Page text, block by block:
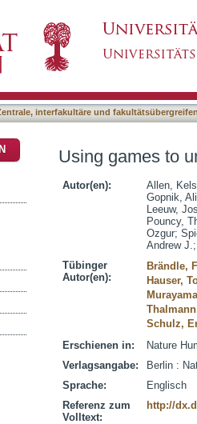
interfakultäre und
Using games to
Autor(en):
Allen,
Gopnik,
Leeuw,
Pouncy,
Ozgur;
Andrew J.
Tübinger
Autor(en):
Brändle,
Hauser,
Schulz,
Erschienen in:
Nature
Verlagsangabe:
Berlin :
Sprache:
Englisch
Referenz zum
Volltext:
http://